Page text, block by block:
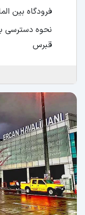
فرودگاه بین
نحوه دسترسی
قبرس